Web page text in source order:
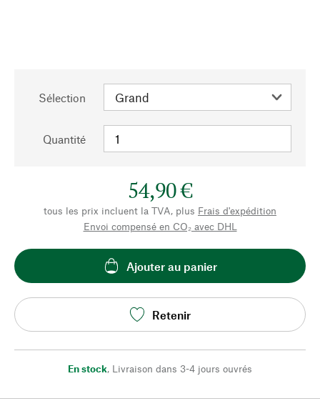
Sélection
Quantité
54,90 €
tous les prix incluent la TVA, plus Frais d'expédition
Envoi compensé en CO₂ avec DHL
Ajouter au panier
Retenir
En stock, Livraison dans 3-4 jours ouvrés